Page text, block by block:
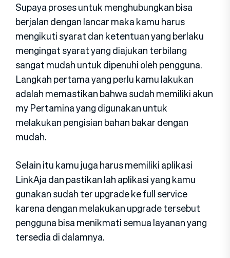
Supaya proses untuk menghubungkan bisa
berjalan dengan lancar maka kamu harus
mengikuti syarat dan ketentuan yang berlaku
mengingat syarat yang diajukan terbilang
sangat mudah untuk dipenuhi oleh pengguna.
Langkah pertama yang perlu kamu lakukan
adalah memastikan bahwa sudah memiliki akun
my Pertamina yang digunakan untuk
melakukan pengisian bahan bakar dengan
mudah.
Selain itu kamu juga harus memiliki aplikasi
LinkAja dan pastikan lah aplikasi yang kamu
gunakan sudah ter upgrade ke full service
karena dengan melakukan upgrade tersebut
pengguna bisa menikmati semua layanan yang
tersedia di dalamnya.